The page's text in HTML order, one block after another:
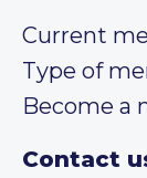
Current
Type of
Become a
Contact